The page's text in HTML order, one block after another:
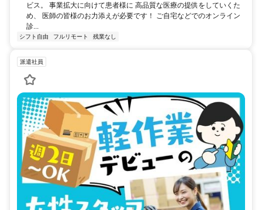
ビス。 事業拡大に向けて患者様に 高品質な医療の提供をしていくた
め、 医師の皆様のお力添えが必要です！ ご自宅などでのオンライン
診...
シフト自由 フルリモート 残業なし
派遣社員